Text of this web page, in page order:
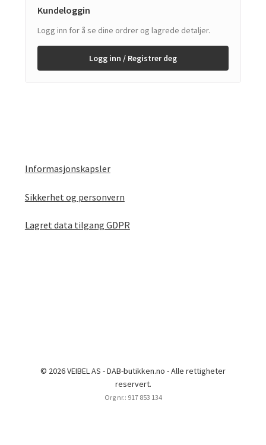
Kundeloggin
Logg inn for å se dine ordrer og lagrede detaljer.
Logg inn / Registrer deg
Informasjonskapsler
Sikkerhet og personvern
Lagret data tilgang GDPR
© 2026 VEIBEL AS - DAB-butikken.no - Alle rettigheter
reservert.
Org nr.: 917 853 134